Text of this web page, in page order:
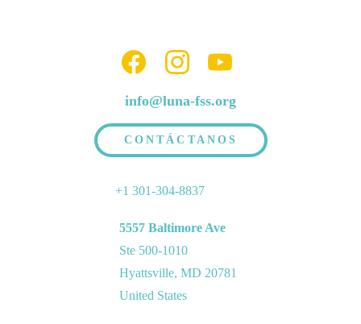
info@luna-fss.org
CONTÁCTANOS
+1 301-304-8837
5557 Baltimore Ave
Ste 500-1010
Hyattsville, MD 20781
United States